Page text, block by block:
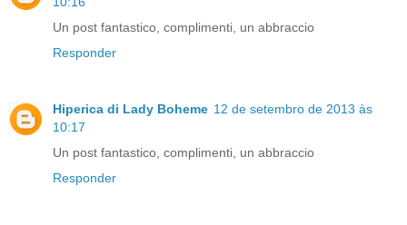
Un post fantastico, complimenti, un abbraccio
Responder
Hiperica di Lady Boheme 12 de setembro de 2013 às
10:17
Un post fantastico, complimenti, un abbraccio
Responder